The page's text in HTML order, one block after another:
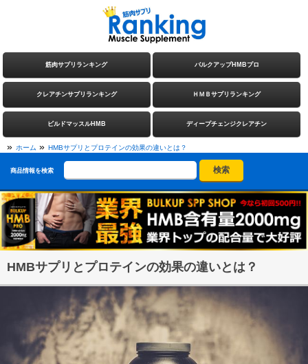
筋肉サプリランキング バルクアップHMBプロ
クレアチンサプリランキング ＨＭＢサプリランキング
ビルドマッスルHMB ディープチェンジクレアチン
» ホーム » HMBサプリとプロテインの効果の違いとは？
商品情報を検索
HMBサプリとプロテインの効果の違いとは？